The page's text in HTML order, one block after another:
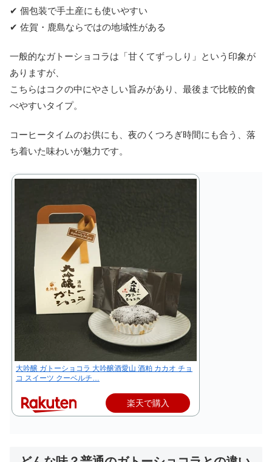
✔ 個包装で手土産にも使いやすい
✔ 佐賀・鹿島ならではの地域性がある
一般的なガトーショコラは「甘くてずっしり」という印象が
ありますが、
こちらはコクの中にやさしい旨みがあり、最後まで比較的食
べやすいタイプ。
コーヒータイムのお供にも、夜のくつろぎ時間にも合う、落
ち着いた味わいが魅力です。
大吟醸 ガトーショコラ 大吟醸酒愛山 酒粕 カカオ チョ
コ スイーツ クーベルチ…
楽天で購入